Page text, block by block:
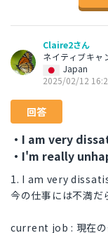
Claire2さん
ネイティブキャ
Japan
2025/02/12
回答
・I am very
・I'm really
1. I am very
今の仕事には不満だ
current job : 現在の